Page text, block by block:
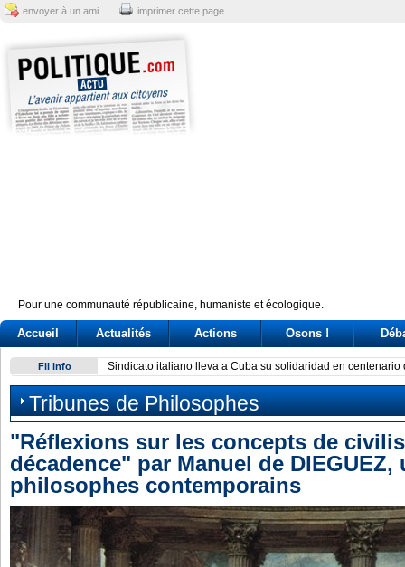
envoyer à un ami imprimer cette page
Pour une communauté républicaine, humaniste et écologique.
Accueil Actualités Actions Osons !
Fil info Sindicato italiano lleva a Cuba su solidaridad en centenario
Tribunes de Philosophes
"Réflexions sur les concepts de
décadence" par Manuel de
philosophes contemporains